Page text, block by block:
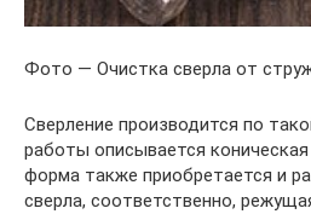
Фото — Очистка сверла от
Сверление производится по
работы описывается
форма также приобретается и
сверла, соответственно,